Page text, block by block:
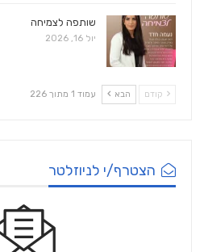
שותפה לצמיחה
יול 16, 2026
קודם הבא עמוד 1 מתוך 226
הצטרף/י לניוזלטר